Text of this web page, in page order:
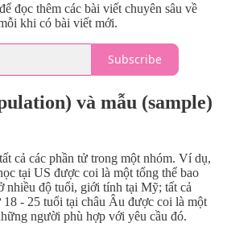
đọc thêm các bài viết chuyên sâu về
khi có bài viết mới.
Subscribe
và mẫu (sample)
cả các phần tử trong một nhóm. Ví dụ,
tại US được coi là một tổng thể bao
nhiều độ tuổi, giới tính tại Mỹ; tất cả
- 25 tuổi tại châu Âu được coi là một
người phù hợp với yêu cầu đó.